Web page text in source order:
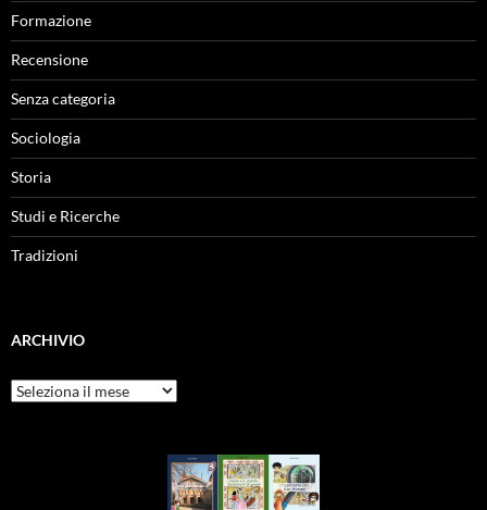
Formazione
Recensione
Senza categoria
Sociologia
Storia
Studi e Ricerche
Tradizioni
ARCHIVIO
Archivio